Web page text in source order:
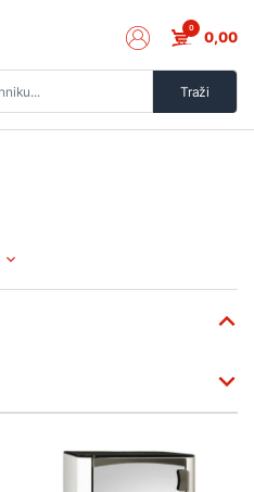
Traži
0 0,00